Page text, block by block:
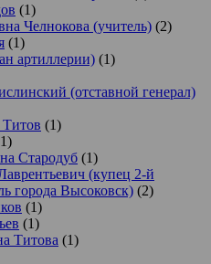
(1)
Челнокова (учитель) (2)
(1)
артиллерии) (1)
(отставной генерал)
(1)
Стародуб (1)
(купец 2-й
города Высоковск) (2)
(1)
(1)
Титова (1)